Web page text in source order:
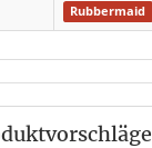
Rubbermaid